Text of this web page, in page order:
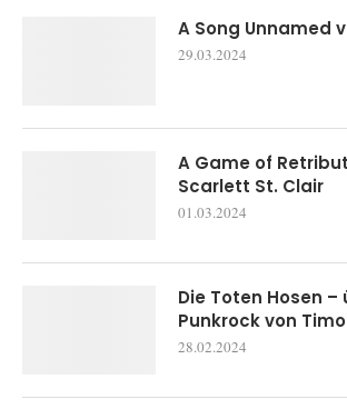
A Song Unnamed
29.03.2024
A Game of
Scarlett St. Clair
01.03.2024
Die Toten Hosen
Punkrock von
28.02.2024